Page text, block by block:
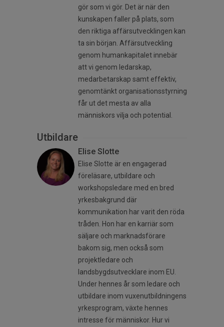
gör som vi gör. Det är när den
kunskapen faller på plats, som
den riktiga affärsutvecklingen kan
ta sin början. Affärsutveckling
genom humankapitalet innebär
att vi genom ledarskap,
medarbetarskap samt effektiv,
genomtänkt organisationsstyrning
får ut det mesta av alla
människors vilja och potential.
Utbildare
Elise Slotte
Elise Slotte är en engagerad
föreläsare, utbildare och
workshopsledare med en bred
yrkesbakgrund där
kommunikation har varit den röda
tråden. Hon har en karriär som
säljare och marknadsförare
bakom sig, men också som
projektledare och
landsbygdsutvecklare inom EU.
Under hennes år som ledare och
utbildare inom vuxenutbildningens
yrkesprogram, växte hennes
intresse för människor. Hur vi